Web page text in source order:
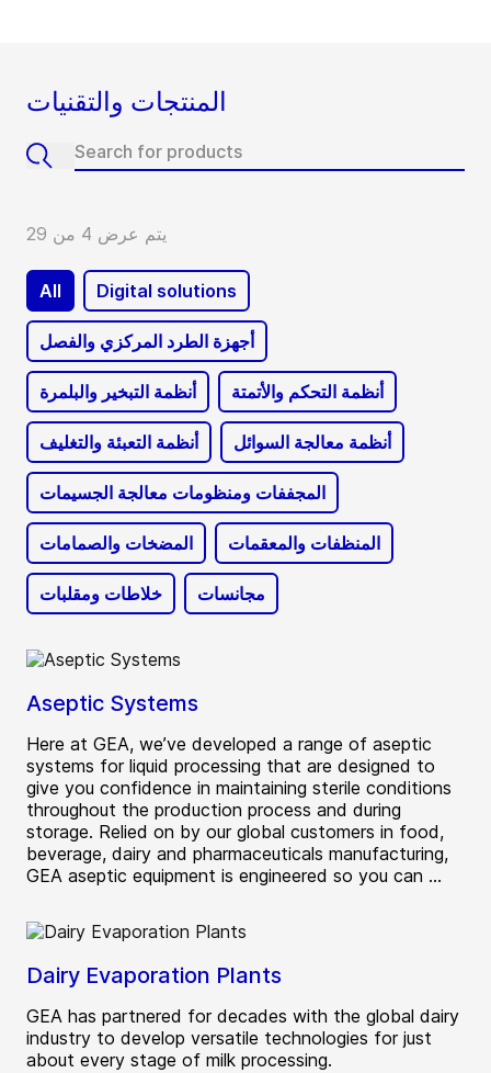
المنتجات والتقنيات
يتم عرض 4 من 29
All Digital solutions
أجهزة الطرد المركزي والفصل
أنظمة التبخير والبلمرة أنظمة التحكم والأتمتة
أنظمة التعبئة والتغليف أنظمة معالجة السوائل
المجففات ومنظومات معالجة الجسيمات
المضخات والصمامات المنظفات والمعقمات
خلاطات ومقلبات مجانسات
Aseptic Systems
Here at GEA, we’ve developed a range of aseptic
systems for liquid processing that are designed to
give you confidence in maintaining sterile conditions
throughout the production process and during
storage. Relied on by our global customers in food,
beverage, dairy and pharmaceuticals manufacturing,
GEA aseptic equipment is engineered so you can ...
Dairy Evaporation Plants
GEA has partnered for decades with the global dairy
industry to develop versatile technologies for just
about every stage of milk processing.